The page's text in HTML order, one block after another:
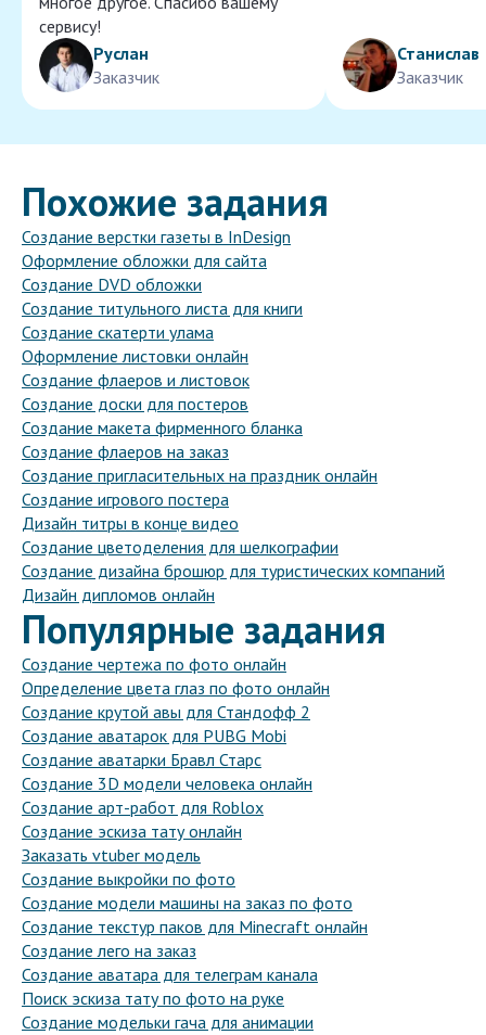
сервису!
Руслан
Заказчик
Станислав
Заказчик
Похожие задания
Создание верстки газеты в InDesign
Оформление обложки для сайта
Создание DVD обложки
Создание титульного листа для книги
Создание скатерти улама
Оформление листовки онлайн
Создание флаеров и листовок
Создание доски для постеров
Создание макета фирменного бланка
Создание флаеров на заказ
Создание пригласительных на праздник онлайн
Создание игрового постера
Дизайн титры в конце видео
Создание цветоделения для шелкографии
Создание дизайна брошюр для туристических компаний
Дизайн дипломов онлайн
Популярные задания
Создание чертежа по фото онлайн
Определение цвета глаз по фото онлайн
Создание крутой авы для Стандофф 2
Создание аватарок для PUBG Mobi
Создание аватарки Бравл Старс
Создание 3D модели человека онлайн
Создание арт-работ для Roblox
Создание эскиза тату онлайн
Заказать vtuber модель
Создание выкройки по фото
Создание модели машины на заказ по фото
Создание текстур паков для Minecraft онлайн
Создание лего на заказ
Создание аватара для телеграм канала
Поиск эскиза тату по фото на руке
Создание модельки гача для анимации